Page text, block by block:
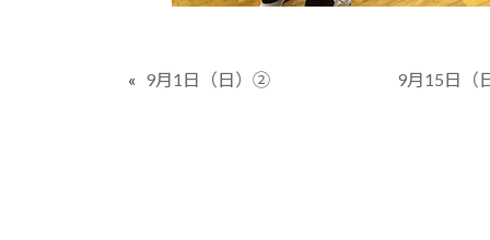
« 9月1日（日）② 9月15日（